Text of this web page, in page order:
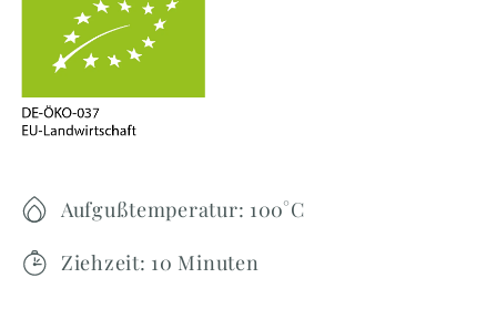
Aufgußtemperatur: 100°C
Ziehzeit: 10 Minuten